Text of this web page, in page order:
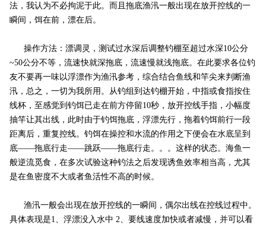
法，我认为不必拘泥于此。而且拖底渔汛一般出现在放开控线的一
瞬间，饵在前，漂在后。
操作方法：漂调灵，测试过水深后调整钓棚至超过水深10公分
~50公分不等，流速快就深拖底，流速慢就浅拖底。在此要求各位钓
友不要再一味以浮漂作为渔汛参考，综合结合鱼线和竿尖来判断渔
汛，总之，一切为我所用。从钓组到达钓棚开始，中指或食指按住
线杯，至感觉到钓饵已走在前方停留10秒，放开控线手指，小幅度
抽竿让其出线，此时由于钓饵拖底，浮漂先行，拖着钓饵前行一段
距离后，重复控线。钓饵在操控和水流的作用之下便会在水底呈到
底——拖底行走——跳跃——拖底行走。。。这样的状态。海鱼一
般逆流觅食，在多次试验这种钓法之后发现诱鱼效率相当高，尤其
是在鱼密度不大或者鱼活性不高的时候。
渔汛一般会出现在放开控线的一瞬间，偶尔出线在控线过程中。
具体表现是1、浮漂没入水中 2、要线速度加快或者减慢，并可以看